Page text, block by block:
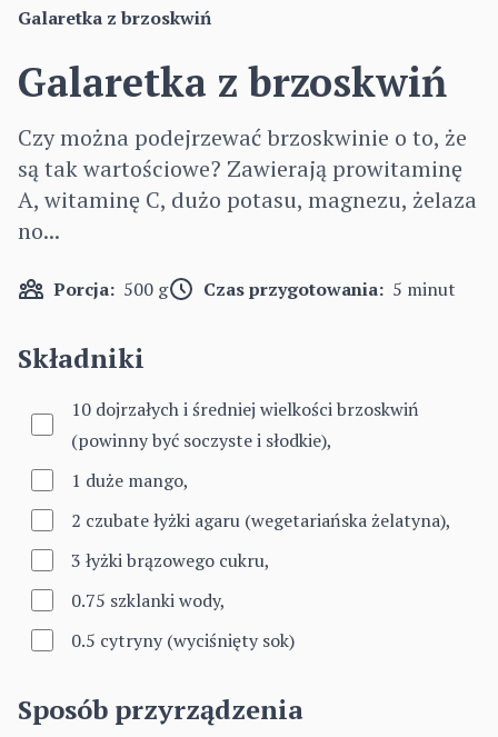
Galaretka z brzoskwiń
Galaretka z brzoskwiń
Czy można podejrzewać brzoskwinie o to, że
są tak wartościowe? Zawierają prowitaminę
A, witaminę C, dużo potasu, magnezu, żelaza
no...
Porcja: 500 g Czas przygotowania: 5 minut
Składniki
10 dojrzałych i średniej wielkości brzoskwiń
(powinny być soczyste i słodkie),
1 duże mango,
2 czubate łyżki agaru (wegetariańska żelatyna),
3 łyżki brązowego cukru,
0.75 szklanki wody,
0.5 cytryny (wyciśnięty sok)
Sposób przyrządzenia